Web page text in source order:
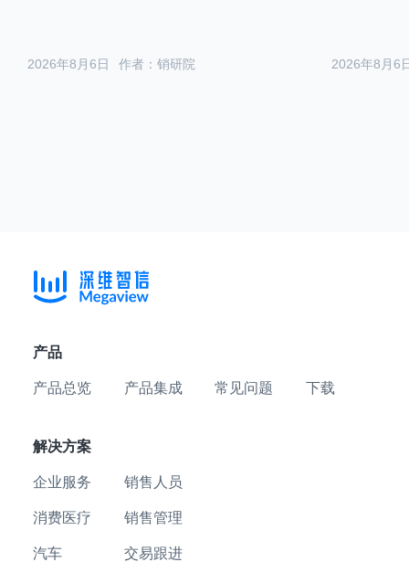
作者：销研院
2026年8月6日 2026年8月6
产品
产品总览 产品集成 常见问题 下载
解决方案
企业服务
消费医疗
汽车
销售人员
销售管理
交易跟进